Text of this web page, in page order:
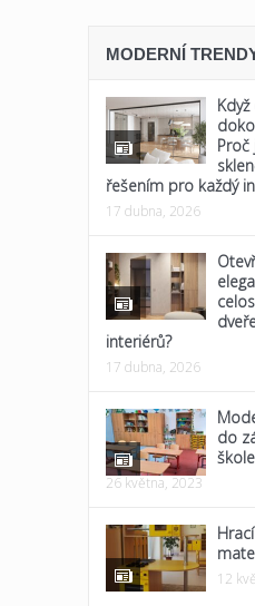
MODERNÍ
řešením pro každý
17 dubna, 2026
interiérů?
17 dubna, 2026
do
26 května, 2023
12